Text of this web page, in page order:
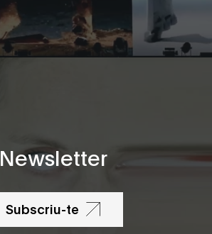
Newsletter
Subscriu-te